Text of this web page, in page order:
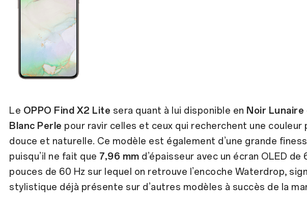
Le OPPO Find X2 Lite sera quant à lui disponible en Noir Lunaire
Blanc Perle pour ravir celles et ceux qui recherchent une couleur
douce et naturelle. Ce modèle est également d’une grande
puisqu’il ne fait que 7,96 mm d’épaisseur avec un écran OLED de
pouces de 60 Hz sur lequel on retrouve l’encoche Waterdrop,
stylistique déjà présente sur d’autres modèles à succès de la